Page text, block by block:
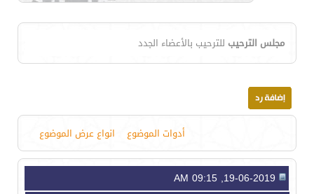
مجلس الترحيب للترحيب بالأعضاء الجدد
أدوات الموضوع انواع عرض الموضوع